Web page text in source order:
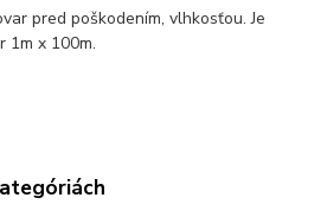
pred poškodením, vlhkosťou. Je
1m x 100m.